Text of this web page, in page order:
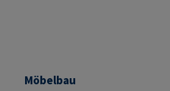
Möbelbau